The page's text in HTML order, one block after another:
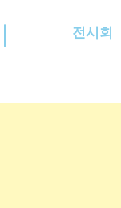
전시회